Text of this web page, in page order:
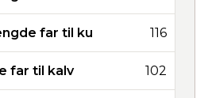
far til ku 116
far til kalv 102